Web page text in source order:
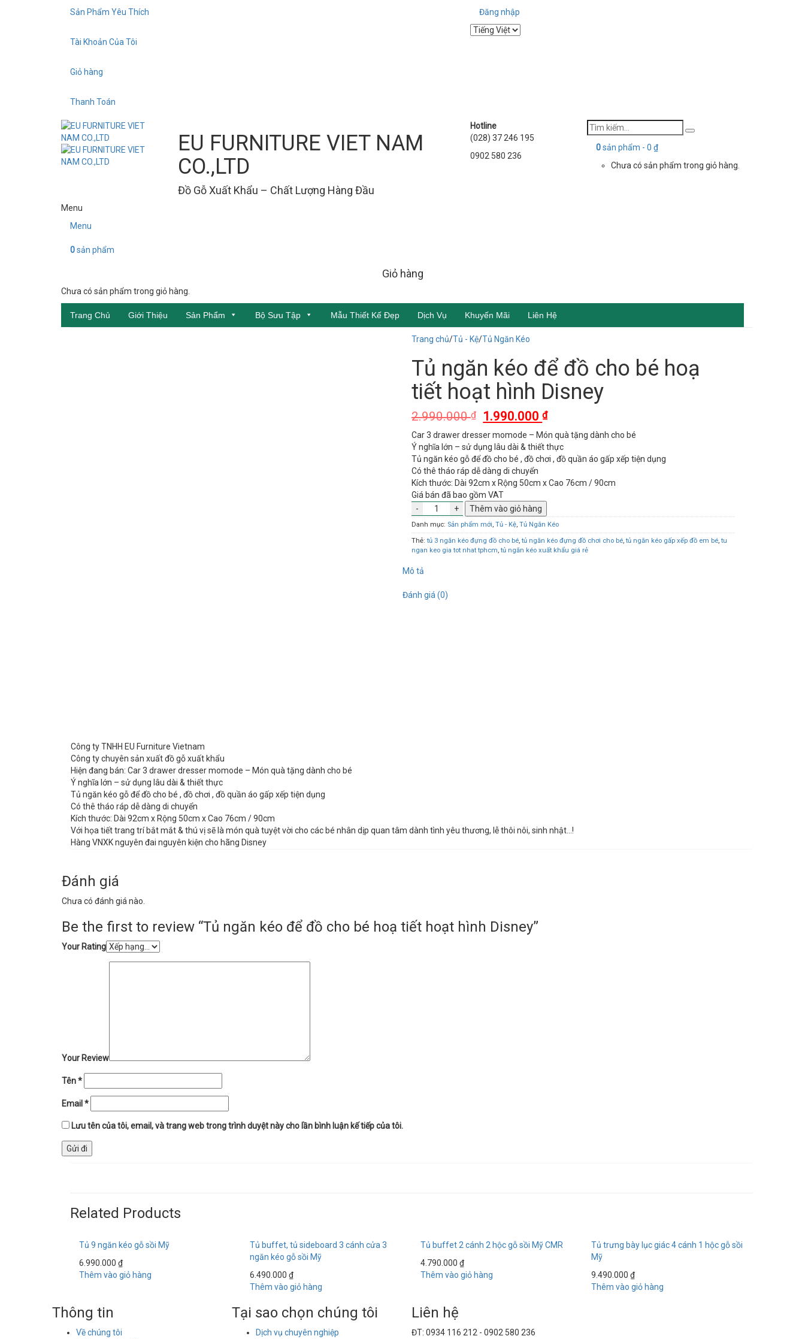
Sản Phẩm Yêu Thích
Tài Khoản Của Tôi
Giỏ hàng
Thanh Toán
Đăng nhập
EU FURNITURE VIET NAM
CO.,LTD
Đồ Gỗ Xuất Khẩu – Chất Lượng Hàng Đầu
Hotline
(028) 37 246 195
0902 580 236
0sản phẩm - 0 ₫
Chưa có sản phẩm trong giỏ hàng.
Menu
Menu
0sản phẩm
Giỏ hàng
Chưa có sản phẩm trong giỏ hàng.
Trang Chủ Giới Thiệu Sản Phẩm Bộ Sưu Tập Mẫu Thiết Kế Đẹp Dịch Vụ Khuyến Mãi Liên Hệ
Trang chủ/Tủ - Kệ/Tủ Ngăn Kéo
Tủ ngăn kéo để đồ cho bé hoạ
tiết hoạt hình Disney
2.990.000₫
Original
was:
2.990.000 ₫.
1.990.000₫Current
price
is:
1.990.000 ₫.
Car 3 drawer dresser momode – Món quà tặng dành cho bé
Ý nghĩa lớn – sử dụng lâu dài & thiết thực
Tủ ngăn kéo gỗ để đồ cho bé , đồ chơi , đồ quần áo gấp xếp tiện dụng
Có thê tháo ráp dễ dàng di chuyển
Kích thước: Dài 92cm x Rộng 50cm x Cao 76cm / 90cm
Giá bán đã bao gồm VAT
Thêm vào giỏ hàng
Danh mục: Sản phẩm mới, Tủ - Kệ, Tủ Ngăn Kéo
Thẻ:tủ 3 ngăn kéo đựng đồ cho bé,tủ ngăn kéo đựng đồ chơi cho bé,tủ ngăn kéo gấp xếp đồ em bé,tu
ngan keo gia tot nhat tphcm,tủ ngăn kéo xuất khẩu giá rẻ
Mô tả
Đánh giá (0)
Công ty TNHH EU Furniture Vietnam
Công ty chuyên sản xuất đồ gỗ xuất khẩu
Hiện đang bán: Car 3 drawer dresser momode – Món quà tặng dành cho bé
Ý nghĩa lớn – sử dụng lâu dài & thiết thực
Tủ ngăn kéo gỗ để đồ cho bé , đồ chơi , đồ quần áo gấp xếp tiện dụng
Có thê tháo ráp dễ dàng di chuyển
Kích thước: Dài 92cm x Rộng 50cm x Cao 76cm / 90cm
Với họa tiết trang trí bắt mắt & thú vị sẽ là món quà tuyệt vời cho các bé nhân dịp quan tâm dành tình yêu thương, lễ thôi nôi, sinh nhật…!
Hàng VNXK nguyên đai nguyên kiện cho hãng Disney
Đánh giá
Chưa có đánh giá nào.
Be the first to review “Tủ ngăn kéo để đồ cho bé hoạ tiết hoạt hình Disney”
Your Rating
Your Review
Tên*
Email *
Lưu tên của tôi, email, và trang web trong trình duyệt này cho lần bình luận kế tiếp của tôi.
Related Products
Tủ 9 ngăn kéo gỗ sồi Mỹ
6.990.000 ₫
Thêm vào giỏ hàng
Tủ buffet, tủ sideboard 3 cánh cửa 3
ngăn kéo gỗ sồi Mỹ
6.490.000 ₫
Thêm vào giỏ hàng
Tủ buffet 2 cánh 2 hộc gỗ sồi Mỹ CMR
4.790.000 ₫
Thêm vào giỏ hàng
Tủ trưng bày lục giác 4 cánh 1 hộc gỗ sồi
Mỹ
9.490.000 ₫
Thêm vào giỏ hàng
Thông tin
Về chúng tôi
Tại sao chọn chúng tôi
Dịch vụ chuyên nghiệp
Liên hệ
ĐT: 0934 116 212 - 0902 580 236